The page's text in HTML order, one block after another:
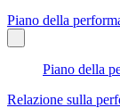
Piano della
Piano della
Relazione sulla